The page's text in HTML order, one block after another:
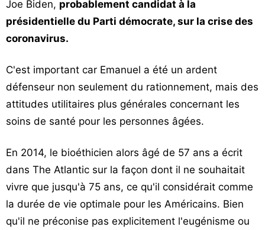
Joe Biden, probablement candidat à la
présidentielle du Parti démocrate, sur la crise des
coronavirus.
C'est important car Emanuel a été un ardent
défenseur non seulement du rationnement, mais des
attitudes utilitaires plus générales concernant les
soins de santé pour les personnes âgées.
En 2014, le bioéthicien alors âgé de 57 ans a écrit
dans The Atlantic sur la façon dont il ne souhaitait
vivre que jusqu'à 75 ans, ce qu'il considérait comme
la durée de vie optimale pour les Américains. Bien
qu'il ne préconise pas explicitement l'eugénisme ou